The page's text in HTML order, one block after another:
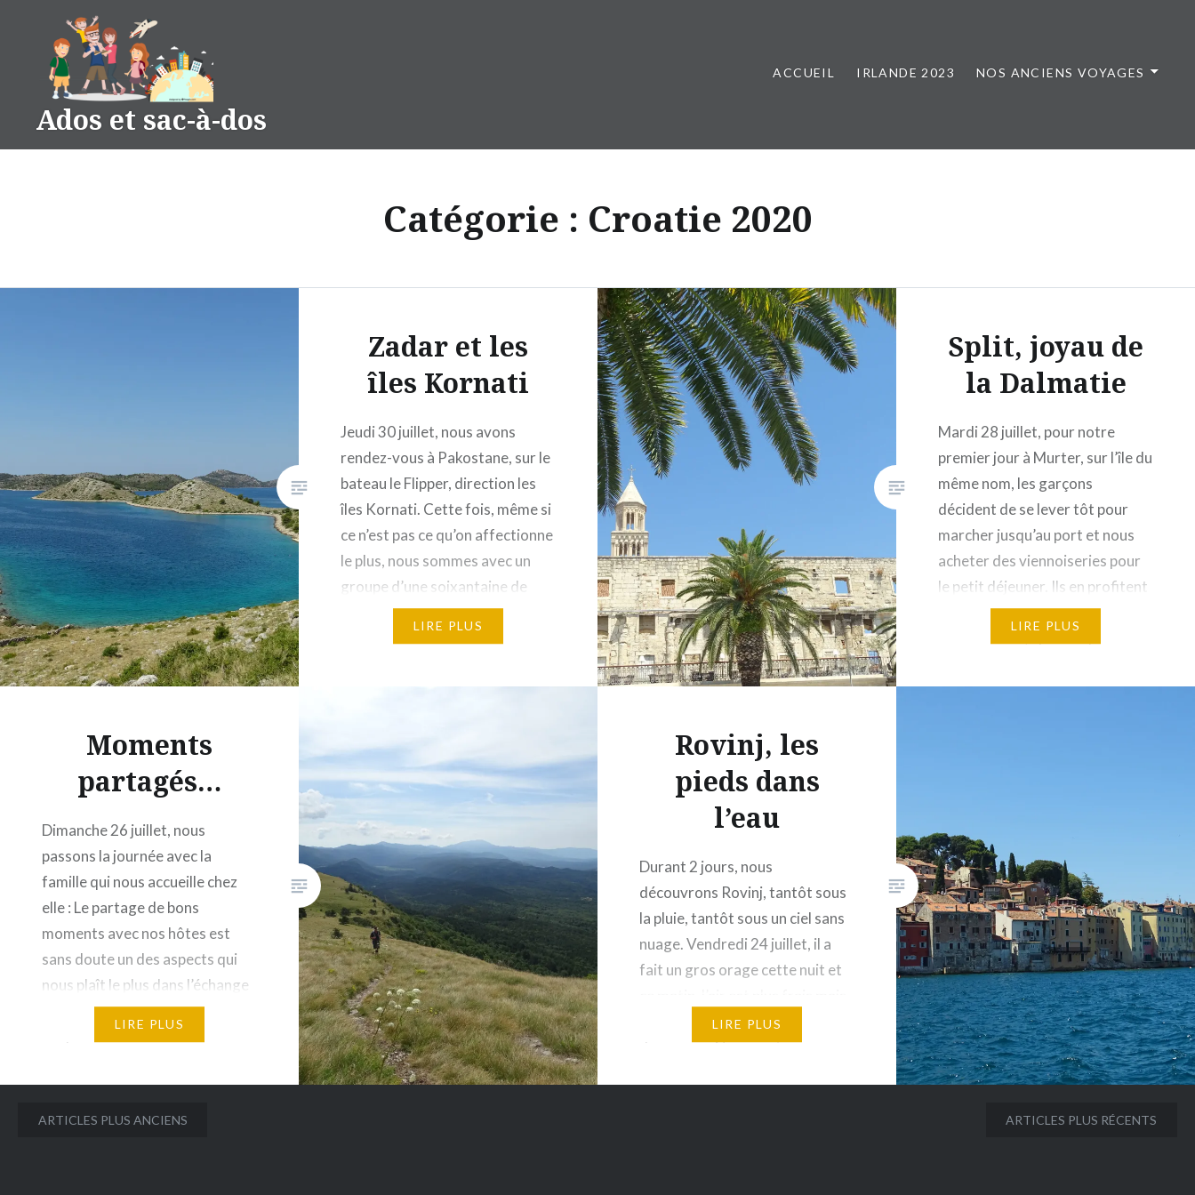
contenu
principal
Ados et sac-à-dos
ACCUEIL IRLANDE 2023 NOS ANCIENS VOYAGES
Catégorie : Croatie 2020
Zadar et les
îles Kornati
Jeudi 30 juillet, nous avons
rendez-vous à Pakostane, sur le
bateau le Flipper, direction les
îles Kornati. Cette fois, même si
ce n’est pas ce qu’on affectionne
le plus, nous sommes avec un
groupe d’une soixantaine de
personnes, car prendre un
des Kornatis, classé parc
LIRE PLUS
Split, joyau de
la Dalmatie
Mardi 28 juillet, pour notre
premier jour à Murter, sur l’île du
même nom, les garçons
décident de se lever tôt pour
marcher jusqu’au port et nous
acheter des viennoiseries pour
le petit déjeuner. Ils en profitent
pour repérer si le « fish market »
emmènent acheter…
LIRE PLUS
Moments
partagés…
Dimanche 26 juillet, nous
passons la journée avec la
famille qui nous accueille chez
elle : Le partage de bons
moments avec nos hôtes est
sans doute un des aspects qui
nous plaît le plus dans l’échange
de maison. Il est 8h du matin, le
LIRE PLUS
Rovinj, les
pieds dans
l’eau
Durant 2 jours, nous
découvrons Rovinj, tantôt sous
la pluie, tantôt sous un ciel sans
nuage. Vendredi 24 juillet, il a
fait un gros orage cette nuit et
le soleil semble pointer le bout
de son nez. Nous partons pour
LIRE PLUS
Navigation
ARTICLES PLUS ANCIENS ARTICLES PLUS RÉCENTS